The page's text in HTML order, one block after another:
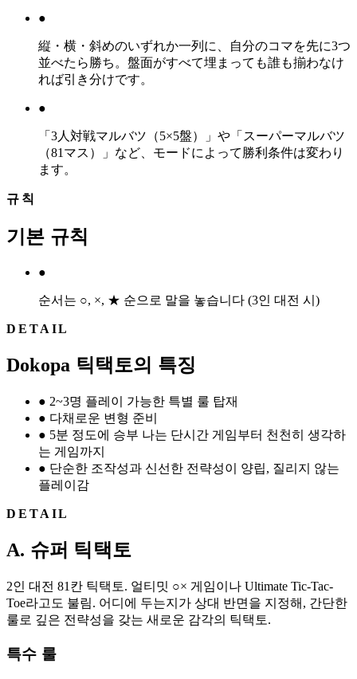
●
縦・横・斜めのいずれか一列に、自分のコマを先に3つ
並べたら勝ち。盤面がすべて埋まっても誰も揃わなけ
れば引き分けです。
●
「3人対戦マルバツ（5×5盤）」や「スーパーマルバツ
（81マス）」など、モードによって勝利条件は変わり
ます。
규칙
기본 규칙
●
순서는 ○, ×, ★ 순으로 말을 놓습니다 (3인 대전 시)
DETAIL
Dokopa 틱택토의 특징
● 2~3명 플레이 가능한 특별 룰 탑재
● 다채로운 변형 준비
● 5분 정도에 승부 나는 단시간 게임부터 천천히 생각하
는 게임까지
● 단순한 조작성과 신선한 전략성이 양립, 질리지 않는
플레이감
DETAIL
A. 슈퍼 틱택토
2인 대전 81칸 틱택토. 얼티밋 ○× 게임이나 Ultimate Tic-Tac-
Toe라고도 불림. 어디에 두는지가 상대 반면을 지정해, 간단한
룰로 깊은 전략성을 갖는 새로운 감각의 틱택토.
특수 룰